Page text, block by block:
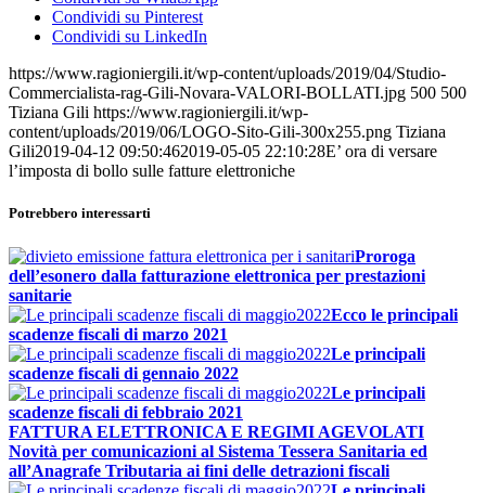
Condividi su Pinterest
Condividi su LinkedIn
https://www.ragioniergili.it/wp-content/uploads/2019/04/Studio-
Commercialista-rag-Gili-Novara-VALORI-BOLLATI.jpg 500 500
Tiziana Gili https://www.ragioniergili.it/wp-
content/uploads/2019/06/LOGO-Sito-Gili-300x255.png Tiziana
Gili2019-04-12 09:50:462019-05-05 22:10:28E’ ora di versare
l’imposta di bollo sulle fatture elettroniche
Potrebbero interessarti
Proroga
dell’esonero dalla fatturazione elettronica per prestazioni
sanitarie
Ecco le principali
scadenze fiscali di marzo 2021
Le principali
scadenze fiscali di gennaio 2022
Le principali
scadenze fiscali di febbraio 2021
FATTURA ELETTRONICA E REGIMI AGEVOLATI
Novità per comunicazioni al Sistema Tessera Sanitaria ed
all’Anagrafe Tributaria ai fini delle detrazioni fiscali